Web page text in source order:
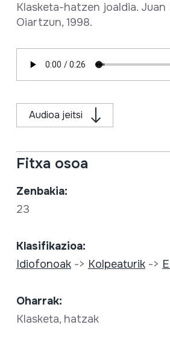
Klasketa-hatzen joaldia. Juan
Oiartzun, 1998.
Audioa jeitsi
Fitxa osoa
Zenbakia:
23
Klasifikazioa:
Idiofonoak-> Kolpeaturik->
Oharrak:
Klasketa, hatzak